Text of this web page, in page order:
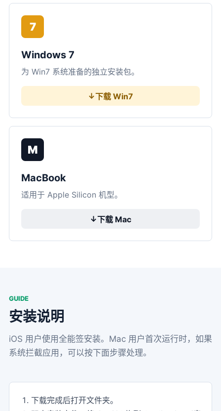
7
Windows 7
为 Win7 系统准备的独立安装包。
↓下载 Win7
M
MacBook
适用于 Apple Silicon 机型。
↓下载 Mac
GUIDE
安装说明
iOS 用户使用全能签安装。Mac 用户首次运行时，如果
系统拦截应用，可以按下面步骤处理。
下载完成后打开文件夹。